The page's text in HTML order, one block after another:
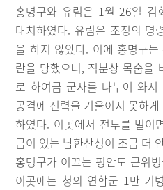
홍명구와 유림은 1월 26일 김
대치하였다. 유림은 조정의 명
을 하지 않았다. 이에 홍명구
란을 당했으니, 직분상 목숨을
로 하여금 군사를 나누어 와
공격에 전력을 기울이지 못하
하였다. 이곳에서 전투를 벌이
금이 있는 남한산성이 조금 더
홍명구가 이끄는 평안도 근위
이곳에는 청의 연합군 1만 기